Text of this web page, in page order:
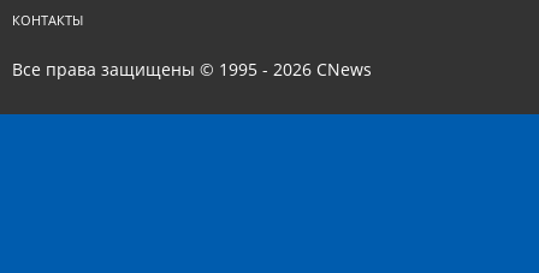
КОНТАКТЫ
Все права защищены © 1995 - 2026 CNews